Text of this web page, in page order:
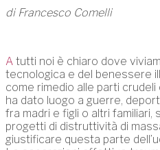
di Francesco Comelli
A tutti noi è chiaro dove
tecnologica e del benessere
come rimedio alle parti
ha dato luogo a guerre,
fra madri e figli o altri familiari,
progetti di distruttività di
giustificare questa parte